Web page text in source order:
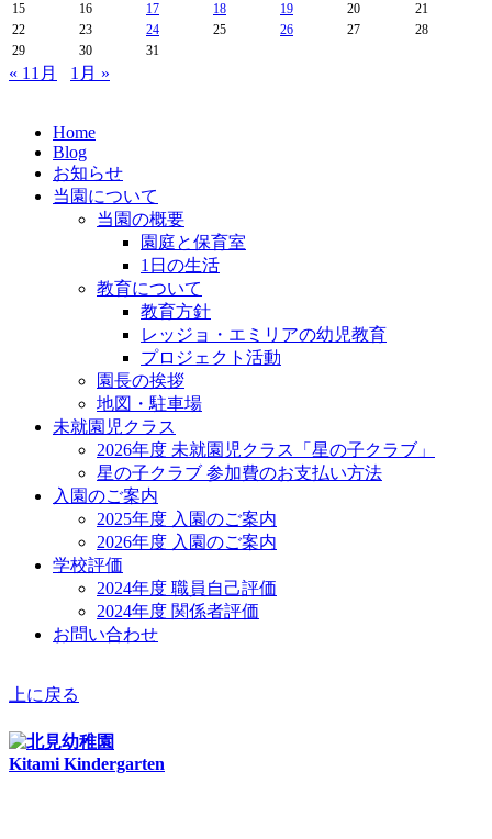
15
16 17 18 19 20
21
22
23 24 25 26 27
28
29
30 31
« 11月 1月 »
Home
Blog
お知らせ
当園について
当園の概要
園庭と保育室
1日の生活
教育について
教育方針
レッジョ・エミリアの幼児教育
プロジェクト活動
園長の挨拶
地図・駐車場
未就園児クラス
2026年度 未就園児クラス「星の子クラブ」
星の子クラブ 参加費のお支払い方法
入園のご案内
2025年度 入園のご案内
2026年度 入園のご案内
学校評価
2024年度 職員自己評価
2024年度 関係者評価
お問い合わせ
上に戻る
Kitami Kindergarten